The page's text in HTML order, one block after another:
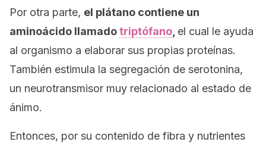
Por otra parte, el plátano contiene un
aminoácido llamadotriptófano el cual le ayuda
al organismo a elaborar sus propias proteínas.
También estimula la segregación de serotonina,
un neurotransmisor muy relacionado al estado de
ánimo.
Entonces, por su contenido de fibra y nutrientes